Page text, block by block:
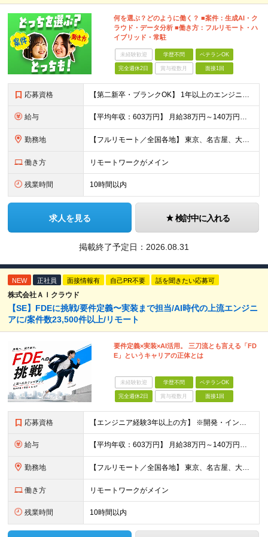
何を選ぶ？どのように働く？ ■案件：生成AI・ク
ラウド・データ分析 ■働き方：フルリモート・ハ
イブリッド・常駐
未経験歓迎 学歴不問 ベテランOK
完全週休2日 賞与複数月 面接1回
応募資格 【第二新卒・ブランクOK】 1年以上のエンジニア経験がある方(開発・インフラ・工程・言語一切不問） 文理・学歴不問 【三上さんの事例】 転職前 AWS案件を希望していましたが、資格や評価軸が不明確で
給与 【平均年収：603万円】 月給38万円～140万円＋諸手当（経験者） 【平均年収603万円】 ※案件の契約内容や昇給額などはすべて開示します。 ※経験や能力を考慮し決定します。 ※月給には固定残業
勤務地 【フルリモート／全国各地】 東京、名古屋、大阪、福岡を中心とした全国のプロジェクトにアサイン。 ※プロジェクトは完全選択制です。 ※フルリモート、ハイブリッド型、常駐案件から自由に選択可能です。 ※転
働き方 リモートワークがメイン
残業時間 10時間以内
求人を見る 検討中に入れる
掲載終了予定日： 2026.08.31
NEW 正社員 面接情報有 自己PR不要 話を聞きたい応募可
株式会社ＡＩクラウド
【SE】FDEに挑戦/要件定義〜実装まで担当/AI時代の上流エンジニ
アに/案件数23,500件以上/リモート
要件定義×実装×AI活用。 三刀流とも言える「FD
E」というキャリアの正体とは
未経験歓迎 学歴不問 ベテランOK
完全週休2日 賞与複数月 面接1回
応募資格 【エンジニア経験3年以上の方】 ※開発・インフラ・工程・言語一切不問 ※文理・学歴不問 【歓迎条件】 ◆Python実務経験がある方 ◆LLM・生成AIを使った開発経験がある方 ◆要件定義・顧客折衝
給与 【平均年収：603万円】 月給38万円～140万円＋諸手当（経験者） 【平均年収603万円】 ※案件の契約内容や昇給額などはすべて開示します。 ※経験や能力を考慮し決定します。 ※月給には固定残業
勤務地 【フルリモート／全国各地】 東京、名古屋、大阪、福岡を中心とした全国のプロジェクトにアサイン。 ※プロジェクトは完全選択制です。 ※フルリモート、ハイブリッド型、常駐案件から自由に選択可能です。 ※転
働き方 リモートワークがメイン
残業時間 10時間以内